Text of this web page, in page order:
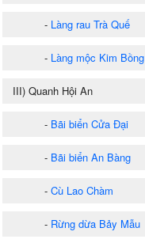
- Làng rau Trà Quế
- Làng mộc Kim Bồng
III) Quanh Hội An
- Bãi biển Cửa Đại
- Bãi biển An Bàng
- Cù Lao Chàm
- Rừng dừa Bảy Mẫu